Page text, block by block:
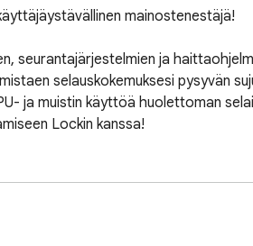
mainostenestäjä!
seurantajärjestelmien ja
selauskokemuksesi pysyvän
ja muistin käyttöä huolettoman
Lockin kanssa!